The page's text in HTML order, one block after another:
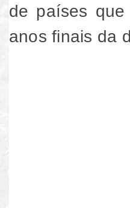
de países
anos finais da